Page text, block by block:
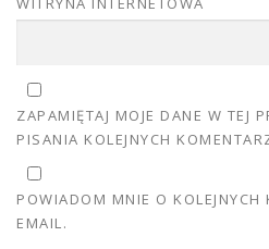
ZAPAMIĘTAJ MOJE DANE W TEJ
PISANIA KOLEJNYCH
POWIADOM MNIE O KOLEJNYCH
EMAIL.